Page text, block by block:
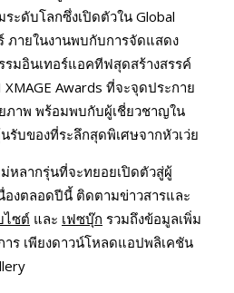
ะดับโลกซึ่งเปิดตัวใน Global
ภายในงานพบกับการจัดแสดง
มอินเทอร์แอคทีฟสุดสร้างสรรค์
Awards ที่จะจุดประกาย
ภาพ พร้อมพบกับผู้เชี่ยวชาญใน
รับของที่ระลึกสุดพิเศษจากหัวเว่ย
หลากรุ่นที่จะทยอยเปิดตัวสู่ผู้
องตลอดปีนี้ ติดตามข่าวสารและ
ไซต์ และ เฟซบุ๊ก รวมถึงข้อมูลเพิ่ม
าร เพียงดาวน์โหลดแอปพลิเคชัน